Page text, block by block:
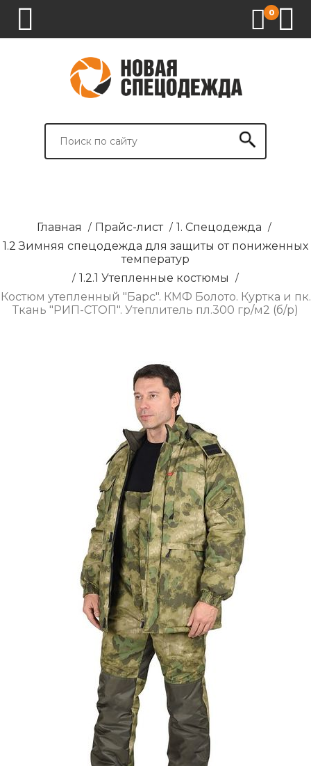
0
СПЕЦОДЕЖДА
СПЕЦОБУВЬ
СРЕДСТВА
ВСПОМОГАТЕЛЬНЫЕ
БРЕНДИРОВАНИЕ
Главная / Прайс-лист / 1. Спецодежда /
1.2 Зимняя спецодежда для защиты от пониженных
температур
/ 1.2.1 Утепленные костюмы /
Костюм утепленный "Барс". КМФ Болото. Куртка и пк.
Ткань "РИП-СТОП". Утеплитель пл.300 гр/м2 (б/р)